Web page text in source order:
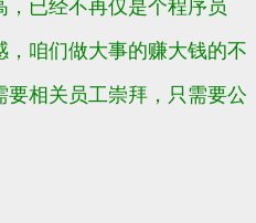
已经不再仅是个程序员
咱们做大事的赚大钱的不
相关员工崇拜，只需要公